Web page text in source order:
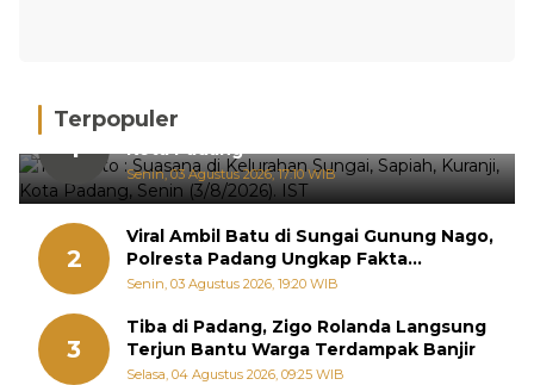
Terpopuler
1
Hujan Deras, 15 Titik Banjir Terdeteksi di
Kota Padang
Senin, 03 Agustus 2026, 17:10 WIB
2
Viral Ambil Batu di Sungai Gunung Nago,
Polresta Padang Ungkap Fakta
Sebenarnya
Senin, 03 Agustus 2026, 19:20 WIB
3
Tiba di Padang, Zigo Rolanda Langsung
Terjun Bantu Warga Terdampak Banjir
Selasa, 04 Agustus 2026, 09:25 WIB